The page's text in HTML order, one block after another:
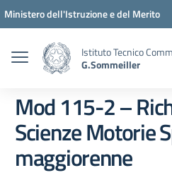
Vai ai contenuti
Vai al menu di navigazione
Vai al footer
Ministero dell'Istruzione e del Merito
Istituto Tecnico
G.Sommeiller
Mod 115-2 –
Scienze Motorie
maggiorenne